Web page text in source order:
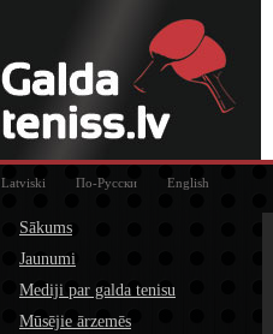
Latviski По-Русски English
Sākums
Jaunumi
Mediji par galda tenisu
Mūsējie ārzemēs